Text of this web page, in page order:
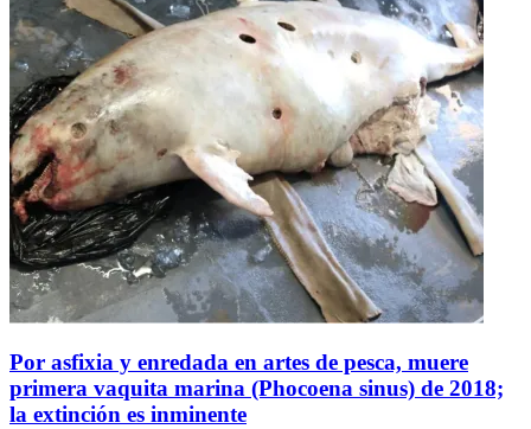
Por asfixia y enredada en artes de pesca, muere
primera vaquita marina (Phocoena sinus) de 2018;
la extinción es inminente